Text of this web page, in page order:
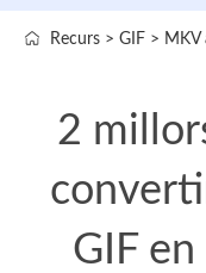
Recurs > GIF > MKV
2
GIF